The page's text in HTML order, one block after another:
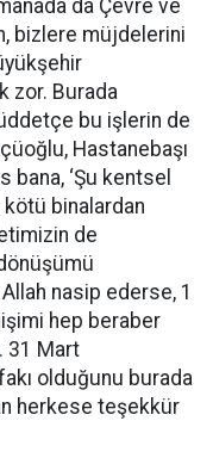
da Çevre ve
bizlere müjdelerini
zor. Burada
bu işlerin de
Hastanebaşı
‘Şu kentsel
binalardan
de
nasip ederse, 1
hep beraber
31 Mart
olduğunu burada
herkese teşekkür